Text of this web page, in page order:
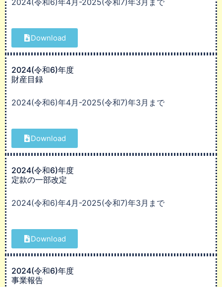
Download
2024(令和6)年度
財産目録
2024(令和6)年4月-2025(令和7)年3月まで
Download
2024(令和6)年度
定款の一部改定
2024(令和6)年4月-2025(令和7)年3月まで
Download
2024(令和6)年度
事業報告